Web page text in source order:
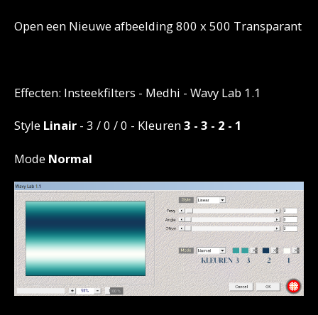
Open een Nieuwe afbeelding 800 x 500 Transparant
Effecten: Insteekfilters - Medhi - Wavy Lab 1.1
Style Linair - 3 / 0 / 0 - Kleuren3 - 3 - 2 - 1
Mode Normal